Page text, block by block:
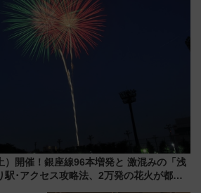
）開催！銀座線96本増発と 激混みの「浅
駅･アクセス攻略法、2万発の花火が都心